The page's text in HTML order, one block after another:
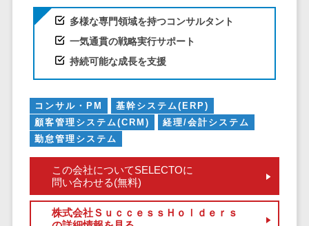
医薬品在庫管理システム>
電子薬歴システム>
不動産業界向け
不動産管理サービス>
不動産業務支援サービス>
不動産ホームページ制作>
不動産オーナーアプリ>
入居者管理アプリ>
用地管理システム>
クアップ
デスクトップ
IoT空調制御
IoTプラットフ
IT資産管理ツー
ル
SaaS管理ツー
ル
多様な専門領域を持つコンサルタント
一気通貫の戦略実行サポート
持続可能な成長を支援
コンサル・PM
基幹システム(ERP)
顧客管理システム(CRM)
経理/会計システム
勤怠管理システム
この会社についてSELECTOに
問い合わせる(無料)
株式会社ＳｕｃｃｅｓｓＨｏｌｄｅｒｓ